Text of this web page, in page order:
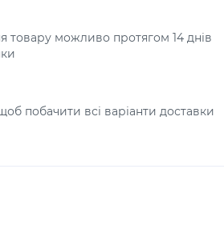
товару можливо протягом 14 днів
побачити всі варіанти доставки